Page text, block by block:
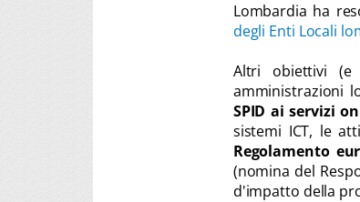
Lombardia ha
degli Enti Locali
Altri obiettivi (e
amministrazioni
SPID ai servizi
sistemi ICT, le
Regolamento
(nomina del
d'impatto della